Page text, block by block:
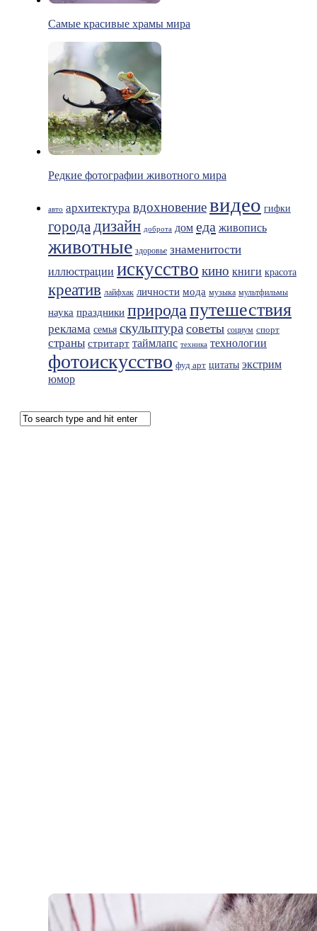
Самые красивые храмы мира
Редкие фотографии животного мира
авто архитектура вдохновениевидео гифки
города дизайн доброта дом еда живопись
животные здоровье знаменитости
иллюстрации искусство кино книги красота
креатив лайфхак личности мода музыка мультфильмы
наука праздники природа путешествия
реклама семья скульптура советы социум спорт
страны стритарт таймлапс техника технологии
фотоискусство фуд арт цитаты экстрим
юмор